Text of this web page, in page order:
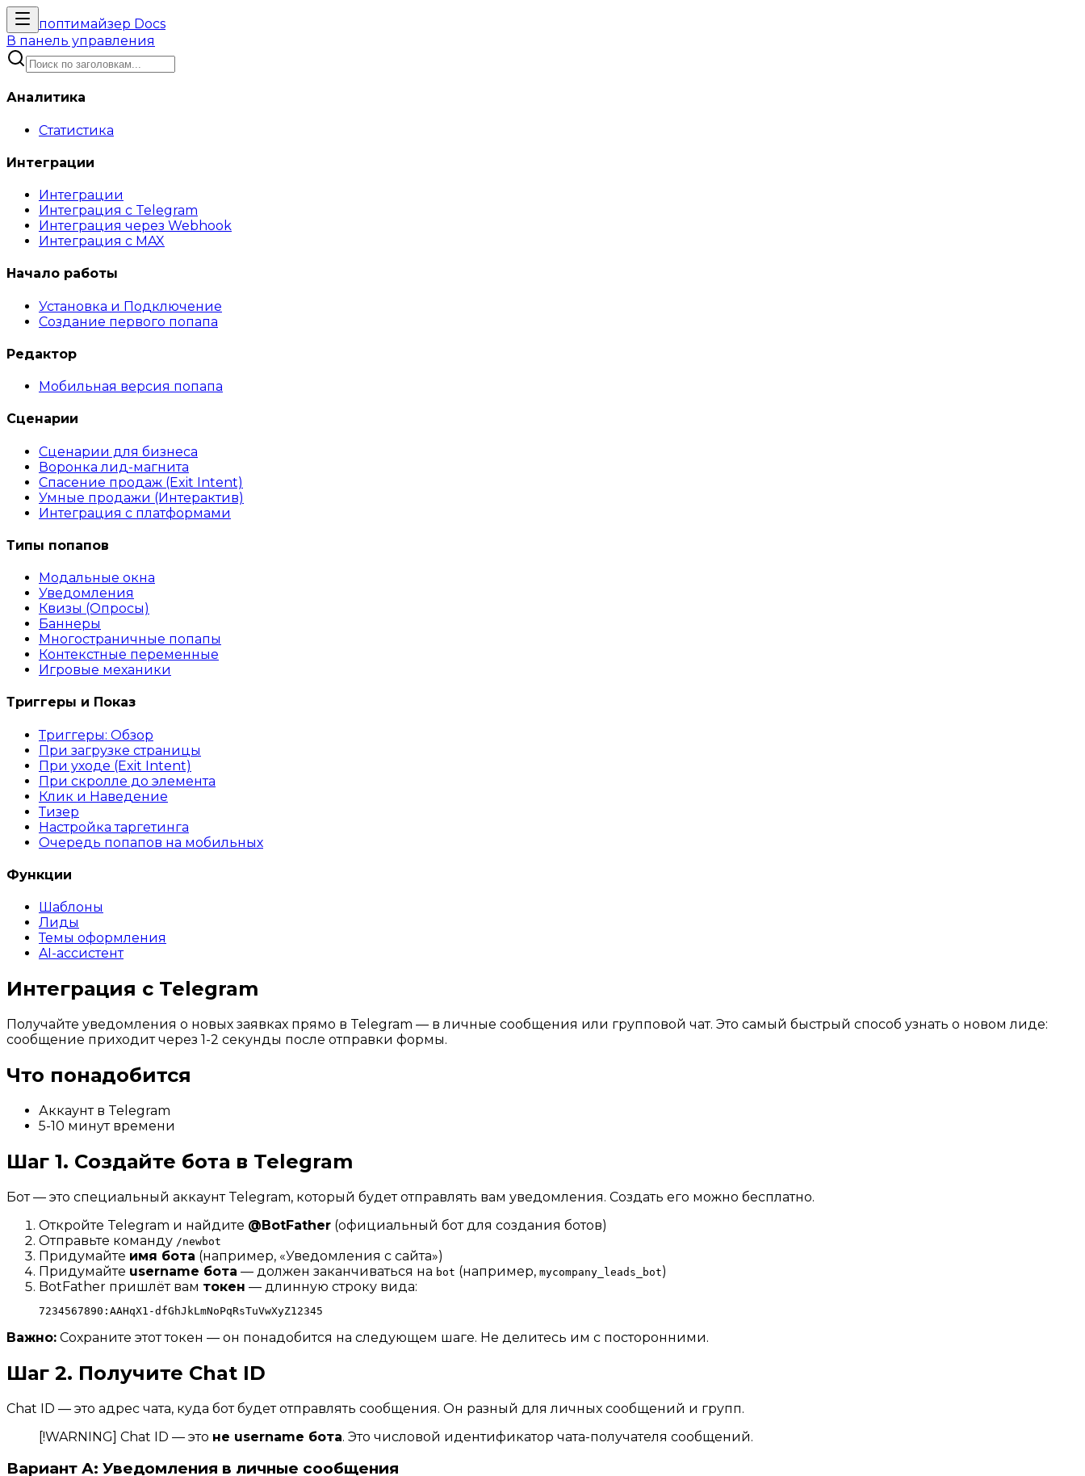
поптимайзер Docs
В панель управления
Аналитика
Статистика
Интеграции
Интеграции
Интеграция с Telegram
Интеграция через Webhook
Интеграция с MAX
Начало работы
Установка и Подключение
Создание первого попапа
Редактор
Мобильная версия попапа
Сценарии
Сценарии для бизнеса
Воронка лид-магнита
Спасение продаж (Exit Intent)
Умные продажи (Интерактив)
Интеграция с платформами
Типы попапов
Модальные окна
Уведомления
Квизы (Опросы)
Баннеры
Многостраничные попапы
Контекстные переменные
Игровые механики
Триггеры и Показ
Триггеры: Обзор
При загрузке страницы
При уходе (Exit Intent)
При скролле до элемента
Клик и Наведение
Тизер
Настройка таргетинга
Очередь попапов на мобильных
Функции
Шаблоны
Лиды
Темы оформления
AI-ассистент
Интеграция с Telegram
Получайте уведомления о новых заявках прямо в Telegram — в личные сообщения или групповой чат. Это самый быстрый способ узнать о новом лиде:
сообщение приходит через 1-2 секунды после отправки формы.
Что понадобится
Аккаунт в Telegram
5-10 минут времени
Шаг 1. Создайте бота в Telegram
Бот — это специальный аккаунт Telegram, который будет отправлять вам уведомления. Создать его можно бесплатно.
Откройте Telegram и найдите @BotFather (официальный бот для создания ботов)
Отправьте команду /newbot
Придумайте имя бота (например, «Уведомления с сайта»)
Придумайте username бота — должен заканчиваться на bot (например, mycompany_leads_bot)
BotFather пришлёт вам токен — длинную строку вида:
Важно: Сохраните этот токен — он понадобится на следующем шаге. Не делитесь им с посторонними.
Шаг 2. Получите Chat ID
Chat ID — это адрес чата, куда бот будет отправлять сообщения. Он разный для личных сообщений и групп.
[!WARNING] Chat ID — это не username бота. Это числовой идентификатор чата-получателя сообщений.
Вариант А: Уведомления в личные сообщения